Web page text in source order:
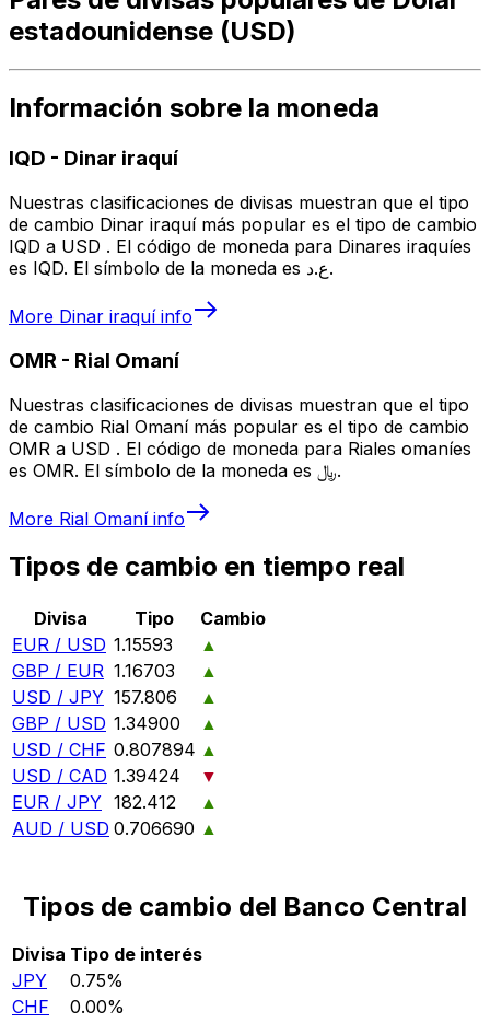
estadounidense (USD)
Información sobre la moneda
IQD - Dinar iraquí
Nuestras clasificaciones de divisas muestran que el tipo
de cambio Dinar iraquí más popular es el tipo de cambio
IQD a USD . El código de moneda para Dinares iraquíes
es IQD. El símbolo de la moneda es ع.د.
More Dinar iraquíinfo
OMR - Rial Omaní
Nuestras clasificaciones de divisas muestran que el tipo
de cambio Rial Omaní más popular es el tipo de cambio
OMR a USD . El código de moneda para Riales omaníes
es OMR. El símbolo de la moneda es ﷼.
More Rial Omaníinfo
Tipos de cambio en tiempo real
Divisa Tipo
Cambio
EUR / USD 1.15593
▲
GBP / EUR 1.16703
▲
USD / JPY 157.806
▲
GBP / USD 1.34900
▲
USD / CHF 0.807894 ▲
USD / CAD 1.39424
▼
EUR / JPY 182.412
▲
AUD / USD 0.706690 ▲
Tipos de cambio del Banco Central
Divisa Tipo de interés
JPY
0.75%
CHF
0.00%